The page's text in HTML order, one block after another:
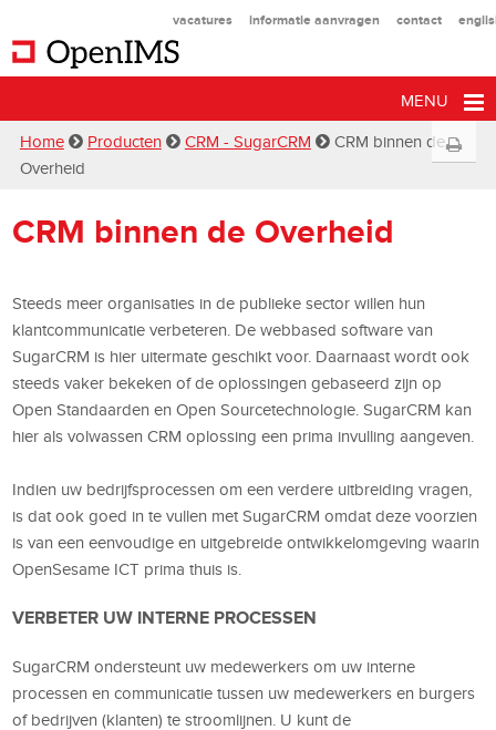
vacatures informatie aanvragen contact
MENU
Home Producten CRM - SugarCRM
CRM binnen de
Overheid
CRM binnen de Overheid
Steeds meer organisaties in de publieke sector willen hun
klantcommunicatie verbeteren. De webbased software van
SugarCRM is hier uitermate geschikt voor. Daarnaast wordt ook
steeds vaker bekeken of de oplossingen gebaseerd zijn op
Open Standaarden en Open Sourcetechnologie. SugarCRM kan
hier als volwassen CRM oplossing een prima invulling aangeven.
Indien uw bedrijfsprocessen om een verdere uitbreiding vragen,
is dat ook goed in te vullen met SugarCRM omdat deze voorzien
is van een eenvoudige en uitgebreide ontwikkelomgeving waarin
OpenSesame ICT prima thuis is.
VERBETER UW INTERNE PROCESSEN
SugarCRM ondersteunt uw medewerkers om uw interne
processen en communicatie tussen uw medewerkers en burgers
of bedrijven (klanten) te stroomlijnen. U kunt de